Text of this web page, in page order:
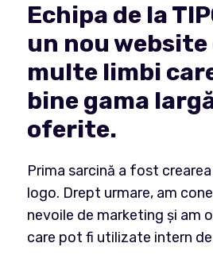
Echipa de la
un nou
multe limbi
bine gama
oferite.
Prima sarcină a fost
logo. Drept urmare, am
nevoile de marketing și am
care pot fi utilizate intern